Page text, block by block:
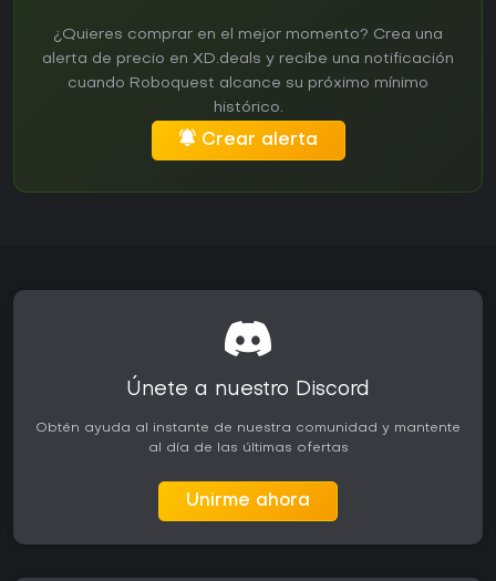
¿Quieres comprar en el mejor momento? Crea una
alerta de precio en XD.deals y recibe una notificación
cuando Roboquest alcance su próximo mínimo
histórico.
Crear alerta
Únete a nuestro Discord
Obtén ayuda al instante de nuestra comunidad y mantente
al día de las últimas ofertas
Unirme ahora